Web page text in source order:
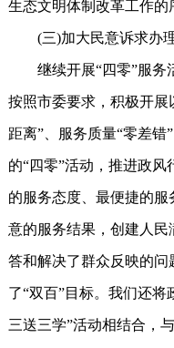
生态文明体制改革工作的
(三)加大民意诉求办
继续开展“四零”服务活
按照市委要求，积极开展
距离”、服务质量“零差错
的“四零”活动，推进政
的服务态度、最便捷的
意的服务结果，创建人民
答和解决了群众反映的
了“双百”目标。我们还将
三送三学”活动相结合，